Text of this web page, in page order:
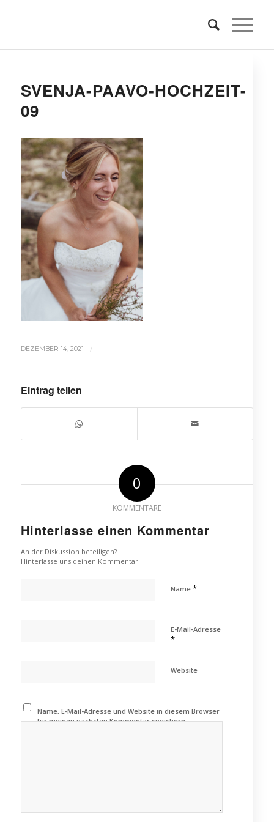
SVENJA-PAAVO-HOCHZEIT-
09
DEZEMBER 14, 2021 /
Eintrag teilen
0
KOMMENTARE
Hinterlasse einen Kommentar
An der Diskussion beteiligen?
Hinterlasse uns deinen Kommentar!
Name *
E-Mail-Adresse
*
Website
Name, E-Mail-Adresse und Website in diesem Browser
für meinen nächsten Kommentar speichern.